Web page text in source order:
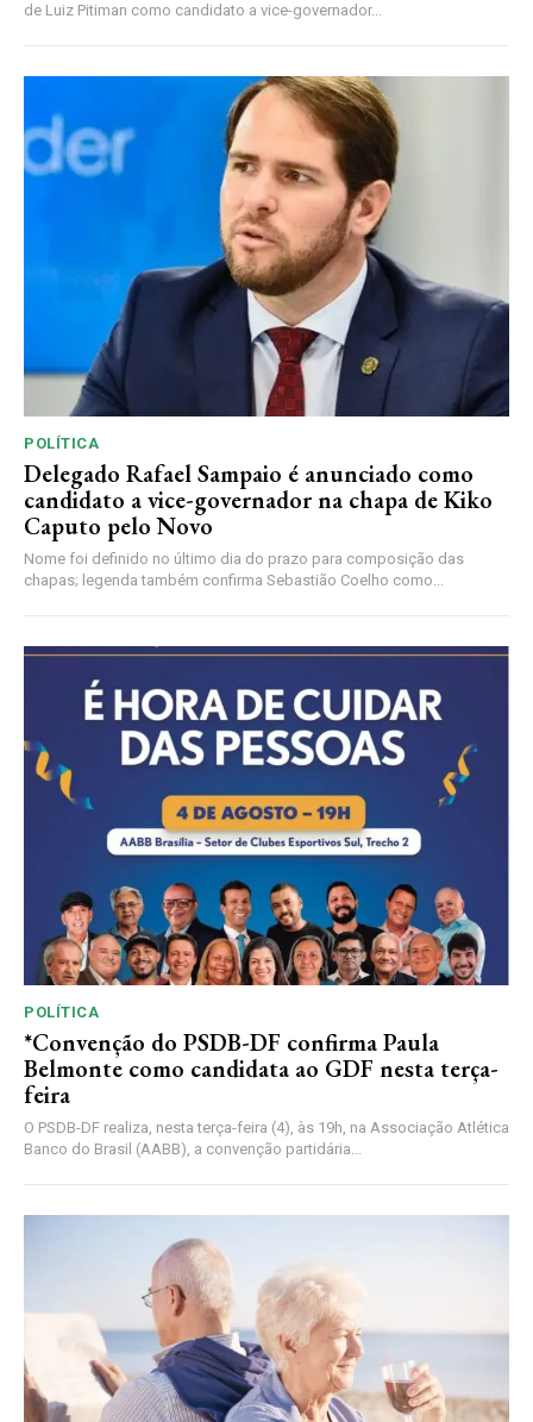
de Luiz Pitiman como candidato a vice-governador...
POLÍTICA
Delegado Rafael Sampaio é anunciado como
candidato a vice-governador na chapa de Kiko
Caputo pelo Novo
Nome foi definido no último dia do prazo para composição das
chapas; legenda também confirma Sebastião Coelho como...
POLÍTICA
*Convenção do PSDB-DF confirma Paula
Belmonte como candidata ao GDF nesta terça-
feira
O PSDB-DF realiza, nesta terça-feira (4), às 19h, na Associação Atlética
Banco do Brasil (AABB), a convenção partidária...